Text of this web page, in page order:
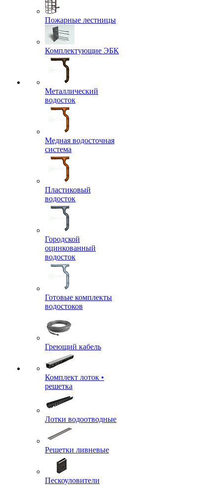
Пожарные лестницы
Комплектующие ЭБК
Металлический
водосток
Медная водосточная
система
Пластиковый
водосток
Городской
оцинкованный
водосток
Готовые комплекты
водостоков
Греющий кабель
Комплект лоток •
решетка
Лотки водоотводные
Решетки ливневые
Пескоуловители